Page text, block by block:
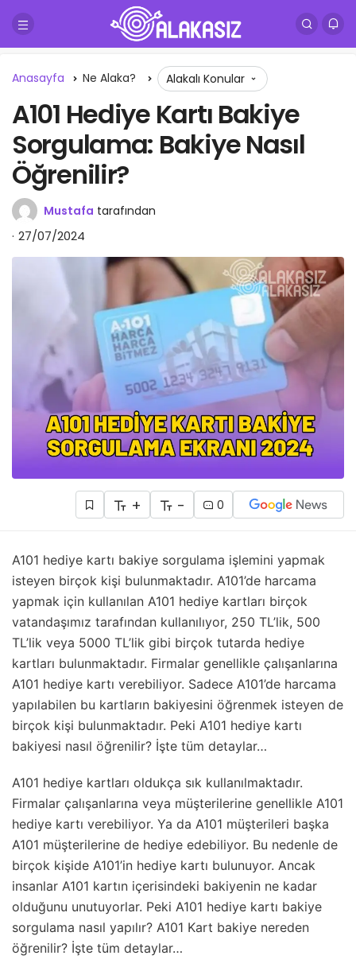
Anasayfa Ne Alaka? Alakalı Konular
A101 Hediye Kartı Bakiye
Sorgulama: Bakiye Nasıl
Öğrenilir?
Mustafa tarafından
27/07/2024
+ - 0
A101 hediye kartı bakiye sorgulama işlemini yapmak
isteyen birçok kişi bulunmaktadır. A101’de harcama
yapmak için kullanılan A101 hediye kartları birçok
vatandaşımız tarafından kullanılıyor, 250 TL’lik, 500
TL’lik veya 5000 TL’lik gibi birçok tutarda hediye
kartları bulunmaktadır. Firmalar genellikle çalışanlarına
A101 hediye kartı verebiliyor. Sadece A101’de harcama
yapılabilen bu kartların bakiyesini öğrenmek isteyen de
birçok kişi bulunmaktadır. Peki A101 hediye kartı
bakiyesi nasıl öğrenilir? İşte tüm detaylar…
A101 hediye kartları oldukça sık kullanılmaktadır.
Firmalar çalışanlarına veya müşterilerine genellikle A101
hediye kartı verebiliyor. Ya da A101 müşterileri başka
A101 müşterilerine de hediye edebiliyor. Bu nedenle de
birçok kişide A101’in hediye kartı bulunuyor. Ancak
insanlar A101 kartın içerisindeki bakiyenin ne kadar
olduğunu unutuyorlar. Peki A101 hediye kartı bakiye
sorgulama nasıl yapılır? A101 Kart bakiye nereden
öğrenilir? İşte tüm detaylar…